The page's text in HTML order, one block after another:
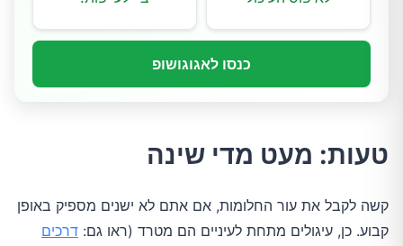
כנסו לאגוגושופ
טעות: מעט מדי שינה
קשה לקבל את עור החלומות, אם אתם לא ישנים מספיק באופן
קבוע. כן, עיגולים מתחת לעיניים הם מטרד (ראו גם: דרכים